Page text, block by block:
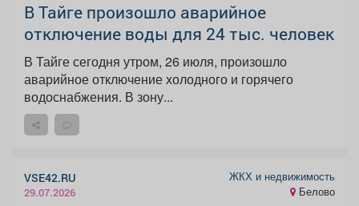
В Тайге произошло аварийное
отключение воды для 24 тыс. человек
В Тайге сегодня утром, 26 июля, произошло
аварийное отключение холодного и горячего
водоснабжения. В зону...
VSE42.RU
29.07.2026
ЖКХ и недвижимость
Белово